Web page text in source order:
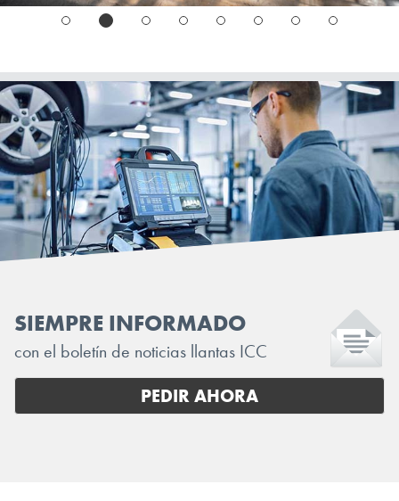
SIEMPRE INFORMADO
con el boletín de noticias llantas ICC
PEDIR AHORA